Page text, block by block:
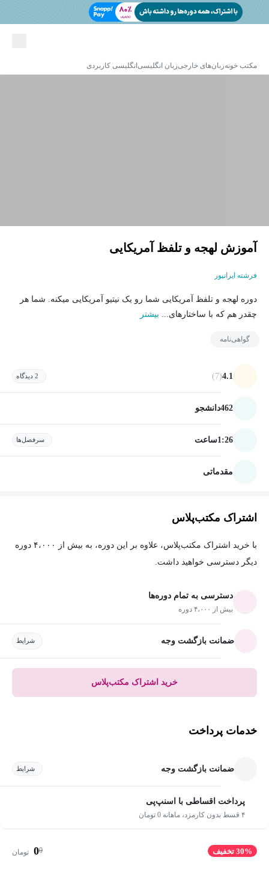
مکتب خونهزبان‌های خارجیزبان انگلیسی انگلیسی کاربردی
آموزش لهجه و تلفظ آمریکایی
فرشته ایرانپور
دوره لهجه و تلفظ آمریکایی شما رو یک نیتیو آمریکایی میکنه. شما هر
چقدر هم که با ساختارهای... بیشتر
گواهی‌نامه
4.1
(7) 2 دیدگاه
462دانشجو
1:26ساعت سرفصل‌ها
مقدماتی
اشتراک مکتب‌پلاس
با خرید اشتراک مکتب‌پلاس، علاوه بر این دوره، به بیش از ۴،۰۰۰ دوره
دیگر دسترسی خواهید داشت.
دسترسی به تمام دوره‌ها
بیش از ۴،۰۰۰ دوره
ضمانت بازگشت وجه شرایط
خرید اشتراک مکتب‌پلاس
خدمات پرداخت
ضمانت بازگشت وجه شرایط
پرداخت اقساطی با اسنپ‌پی
۴ قسط بدون کارمزد، ماهانه 0 تومان
30% تخفیف 0
0 تومان